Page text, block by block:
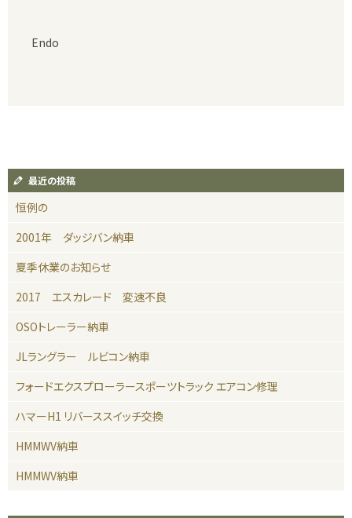
Endo
最近の投稿
恒例の
2001年 ダッジバン納車
夏季休業のお知らせ
2017 エスカレード 変速不良
OSOトレーラー納車
JLラングラー ルビコン納車
フォードエクスプローラースポーツトラック エアコン修理
ハマーH1 リバーススイッチ交換
HMMWV納車
HMMWV納車